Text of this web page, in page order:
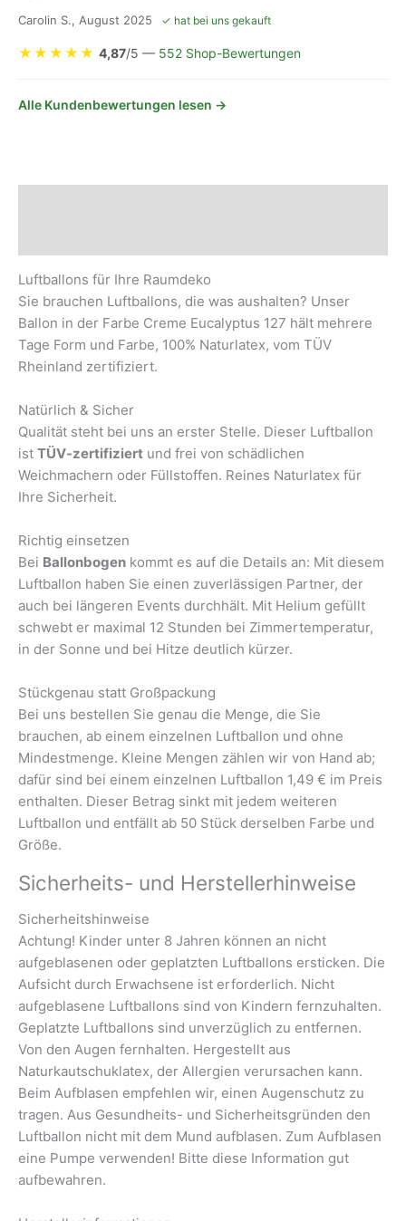
Carolin S., August 2025 ✓ hat bei uns gekauft
★ ★ ★ ★ ★ 4,87/5 — 552 Shop-Bewertungen
Alle Kundenbewertungen lesen →
Luftballons für Ihre Raumdeko
Sie brauchen Luftballons, die was aushalten? Unser
Ballon in der Farbe Creme Eucalyptus 127 hält mehrere
Tage Form und Farbe, 100% Naturlatex, vom TÜV
Rheinland zertifiziert.
Natürlich & Sicher
Qualität steht bei uns an erster Stelle. Dieser Luftballon
ist TÜV-zertifiziert und frei von schädlichen
Weichmachern oder Füllstoffen. Reines Naturlatex für
Ihre Sicherheit.
Richtig einsetzen
Bei Ballonbogen kommt es auf die Details an: Mit diesem
Luftballon haben Sie einen zuverlässigen Partner, der
auch bei längeren Events durchhält. Mit Helium gefüllt
schwebt er maximal 12 Stunden bei Zimmertemperatur,
in der Sonne und bei Hitze deutlich kürzer.
Stückgenau statt Großpackung
Bei uns bestellen Sie genau die Menge, die Sie
brauchen, ab einem einzelnen Luftballon und ohne
Mindestmenge. Kleine Mengen zählen wir von Hand ab;
dafür sind bei einem einzelnen Luftballon 1,49 € im Preis
enthalten. Dieser Betrag sinkt mit jedem weiteren
Luftballon und entfällt ab 50 Stück derselben Farbe und
Größe.
Sicherheits- und Herstellerhinweise
Sicherheitshinweise
Achtung! Kinder unter 8 Jahren können an nicht
aufgeblasenen oder geplatzten Luftballons ersticken. Die
Aufsicht durch Erwachsene ist erforderlich. Nicht
aufgeblasene Luftballons sind von Kindern fernzuhalten.
Geplatzte Luftballons sind unverzüglich zu entfernen.
Von den Augen fernhalten. Hergestellt aus
Naturkautschuklatex, der Allergien verursachen kann.
Beim Aufblasen empfehlen wir, einen Augenschutz zu
tragen. Aus Gesundheits- und Sicherheitsgründen den
Luftballon nicht mit dem Mund aufblasen. Zum Aufblasen
eine Pumpe verwenden! Bitte diese Information gut
aufbewahren.